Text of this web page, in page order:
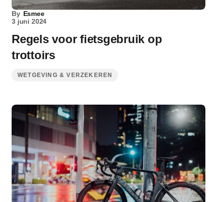
By Esmee
3 juni 2024
Regels voor fietsgebruik op
trottoirs
WETGEVING & VERZEKEREN